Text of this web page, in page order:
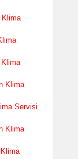
Klima
Klima
Servisi
Klima